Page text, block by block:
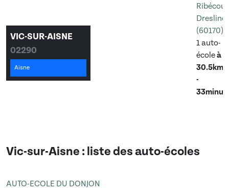
VIC-SUR-AISNE
02290
Aisne
(60170)
1 auto-
écoleà
30.5km
-
Vic-sur-Aisne : liste des auto-écoles
AUTO-ECOLE DU DONJON